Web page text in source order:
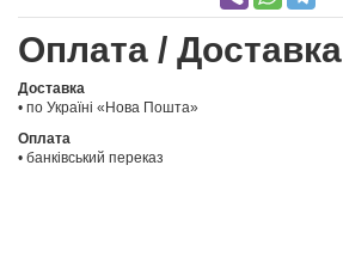
Оплата / Доставка
Доставка
• по Україні «Нова Пошта»
Оплата
• банківський переказ